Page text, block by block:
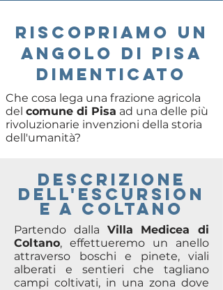
RISCOPRIAMO UN
ANGOLO DI PISA
DIMENTICATO
Che cosa lega una frazione agricola
del comune di Pisa ad una delle più
rivoluzionarie invenzioni della storia
dell'umanità?
descrizione
delL'ESCURSION
E A Coltano
Partendo dalla Villa Medicea di
Coltano, effettueremo un anello
attraverso boschi e pinete, viali
alberati e sentieri che tagliano
campi coltivati, in una zona dove